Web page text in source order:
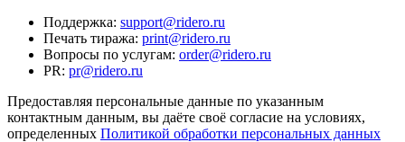
Поддержка: support@ridero.ru
Печать тиража: print@ridero.ru
Вопросы по услугам: order@ridero.ru
PR: pr@ridero.ru
Предоставляя персональные данные по указанным
контактным данным, вы даёте своё согласие на условиях,
определенных Политикой обработки персональных данных